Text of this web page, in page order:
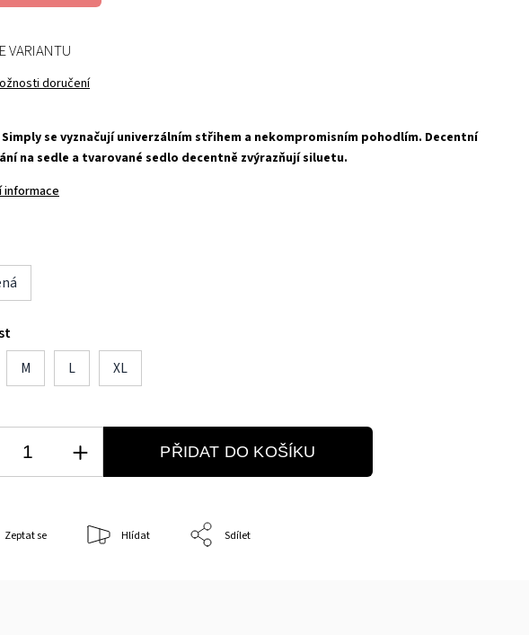
Simply se vyznačují univerzálním střihem a nekompromisním pohodlím. Decentní
na sedle a tvarované sedlo decentně zvýrazňují siluetu.
informace
M L XL
VARIANTU
doručení
PŘIDAT DO KOŠÍKU
Zeptat se Hlídat Sdílet